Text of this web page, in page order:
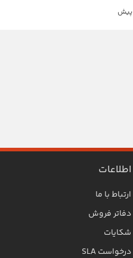
اطلاعات
ارتباط با ما
دفاتر فروش
شکایات
درخواست SLA